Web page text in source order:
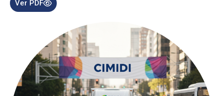
Ver PDF